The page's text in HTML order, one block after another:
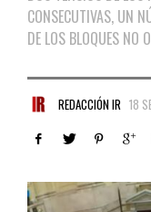
CONSECUTIVAS, UN
DE LOS BLOQUES NO
REDACCIÓN IR 18